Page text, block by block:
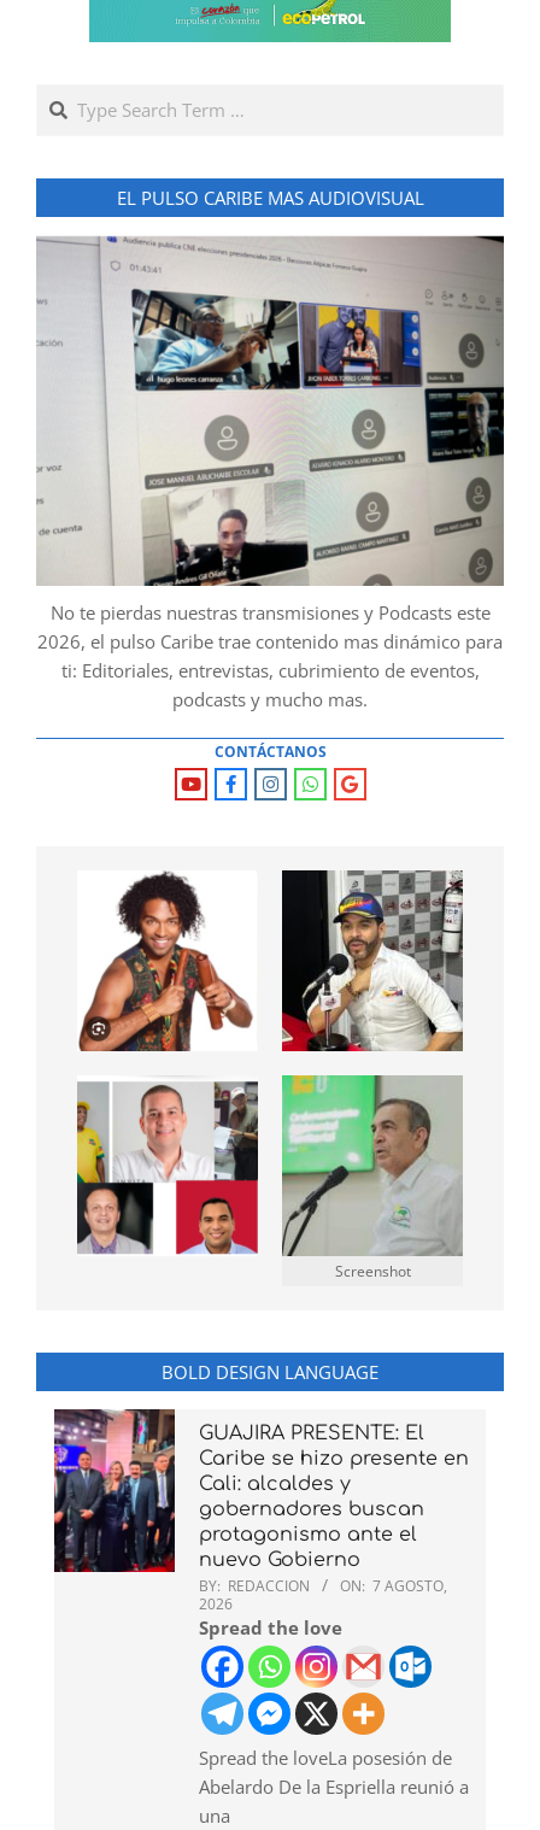
Search
EL PULSO CARIBE MAS AUDIOVISUAL
No te pierdas nuestras transmisiones y Podcasts este
2026, el pulso Caribe trae contenido mas dinámico para
ti: Editoriales, entrevistas, cubrimiento de eventos,
podcasts y mucho mas.
CONTÁCTANOS
Screenshot
BOLD DESIGN LANGUAGE
GUAJIRA PRESENTE: El
Caribe se hizo presente en
Cali: alcaldes y
gobernadores buscan
protagonismo ante el
nuevo Gobierno
BY: REDACCION ON: 7 AGOSTO,
2026
Spread the love
Spread the loveLa posesión de
Abelardo De la Espriella reunió a
una